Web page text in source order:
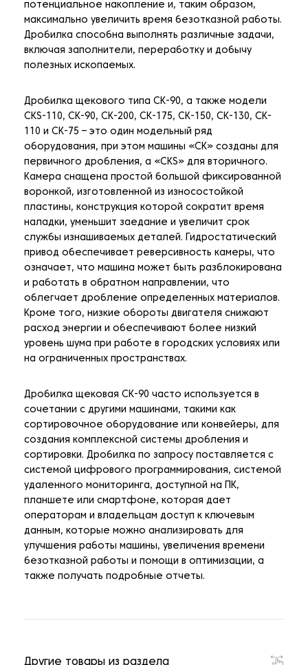
потенциальное накопление и, таким образом,
максимально увеличить время безотказной работы.
Дробилка способна выполнять различные задачи,
включая заполнители, переработку и добычу
полезных ископаемых.
Дробилка щекового типа CK-90, а также модели
CKS-110, CK-90, CK-200, CK-175, CK-150, CK-130, CK-
110 и CK-75 – это один модельный ряд
оборудования, при этом машины «CK» созданы для
первичного дробления, а «CKS» для вторичного.
Камера снащена простой большой фиксированной
воронкой, изготовленной из износостойкой
пластины, конструкция которой сократит время
наладки, уменьшит заедание и увеличит срок
службы изнашиваемых деталей. Гидростатический
привод обеспечивает реверсивность камеры, что
означает, что машина может быть разблокирована
и работать в обратном направлении, что
облегчает дробление определенных материалов.
Кроме того, низкие обороты двигателя снижают
расход энергии и обеспечивают более низкий
уровень шума при работе в городских условиях или
на ограниченных пространствах.
Дробилка щековая CK-90 часто используется в
сочетании с другими машинами, такими как
сортировочное оборудование или конвейеры, для
создания комплексной системы дробления и
сортировки. Дробилка по запросу поставляется с
системой цифрового программирования, системой
удаленного мониторинга, доступной на ПК,
планшете или смартфоне, которая дает
операторам и владельцам доступ к ключевым
данным, которые можно анализировать для
улучшения работы машины, увеличения времени
безотказной работы и помощи в оптимизации, а
также получать подробные отчеты.
Другие товары из раздела